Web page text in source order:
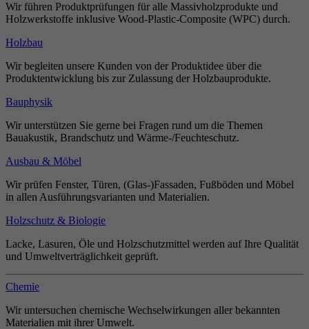
Wir führen Produktprüfungen für alle Massivholzprodukte und
Holzwerkstoffe inklusive Wood-Plastic-Composite (WPC) durch.
Holzbau
Wir begleiten unsere Kunden von der Produktidee über die
Produktentwicklung bis zur Zulassung der Holzbauprodukte.
Bauphysik
Wir unterstützen Sie gerne bei Fragen rund um die Themen
Bauakustik, Brandschutz und Wärme-/Feuchteschutz.
Ausbau & Möbel
Wir prüfen Fenster, Türen, (Glas-)Fassaden, Fußböden und Möbel
in allen Ausführungsvarianten und Materialien.
Holzschutz & Biologie
Lacke, Lasuren, Öle und Holzschutzmittel werden auf Ihre Qualität
und Umweltverträglichkeit geprüft.
Chemie
Wir untersuchen chemische Wechselwirkungen aller bekannten
Materialien mit ihrer Umwelt.